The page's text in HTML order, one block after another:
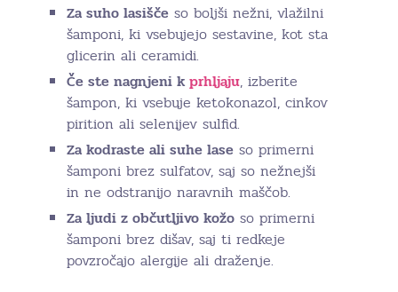
Za suho lasišče so boljši nežni, vlažilni
šamponi, ki vsebujejo sestavine, kot sta
glicerin ali ceramidi.
Če ste nagnjeni kprhljaju, izberite
šampon, ki vsebuje ketokonazol, cinkov
pirition ali selenijev sulfid.
Za kodraste ali suhe lase so primerni
šamponi brez sulfatov, saj so nežnejši
in ne odstranijo naravnih maščob.
Za ljudi z občutljivo kožo so primerni
šamponi brez dišav, saj ti redkeje
povzročajo alergije ali draženje.